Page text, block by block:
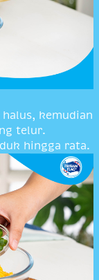
kemudian
telur.
hingga rata.